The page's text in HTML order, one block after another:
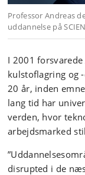
Professor Andreas
uddannelse på
I 2001
kulstoflagring og
20 år, inden
lang tid har
verden, hvor
arbejdsmarked
disrupted i de